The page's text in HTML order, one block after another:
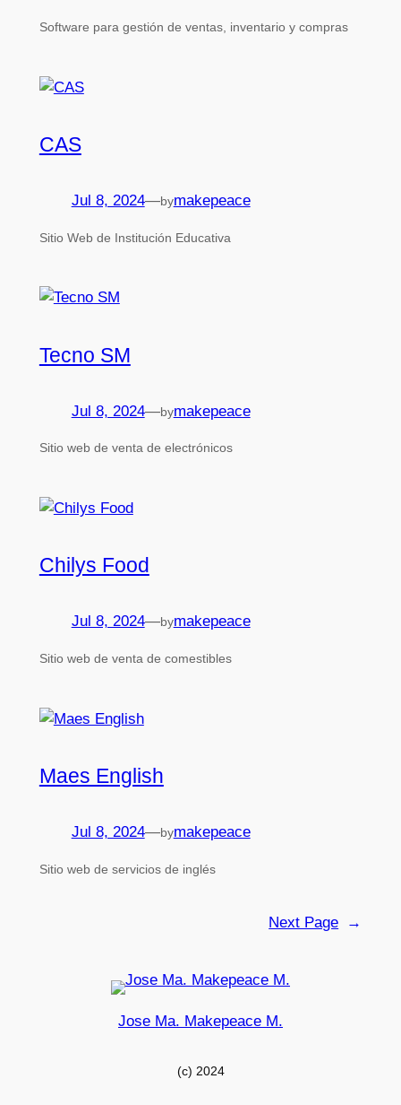
Software para gestión de ventas, inventario y compras
CAS
Jul 8, 2024—bymakepeace
Sitio Web de Institución Educativa
Tecno SM
Jul 8, 2024—bymakepeace
Sitio web de venta de electrónicos
Chilys Food
Jul 8, 2024—bymakepeace
Sitio web de venta de comestibles
Maes English
Jul 8, 2024—bymakepeace
Sitio web de servicios de inglés
Next Page →
Jose Ma. Makepeace M.
(c) 2024